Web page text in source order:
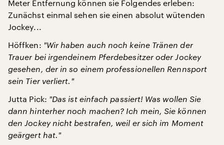
Meter Entfernung können sie Folgendes erleben:
Zunächst einmal sehen sie einen absolut wütenden
Jockey...
Höffken: "Wir haben auch noch keine Tränen der
Trauer bei irgendeinem Pferdebesitzer oder Jockey
gesehen, der in so einem professionellen Rennsport
sein Tier verliert. "
Jutta Pick: "Das ist einfach passiert! Was wollen Sie
dann hinterher noch machen? Ich mein, Sie können
den Jockey nicht bestrafen, weil er sich im Moment
geärgert hat."